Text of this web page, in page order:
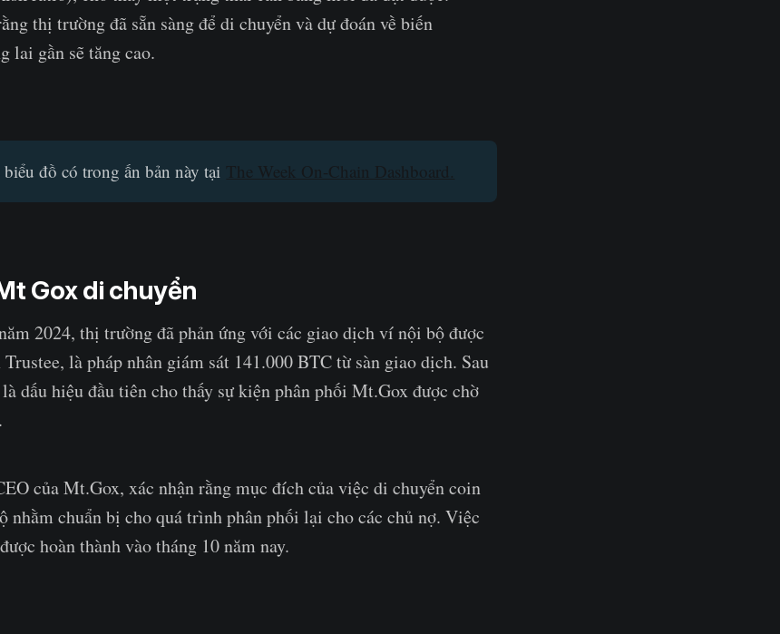
thị trường đã sẵn sàng để di chuyển và dự đoán về biến
lai gần sẽ tăng cao.
biểu đồ có trong ấn bản này tại The Week On-Chain Dashboard.
Gox di chuyển
2024, thị trường đã phản ứng với các giao dịch ví nội bộ được
là pháp nhân giám sát 141.000 BTC từ sàn giao dịch. Sau
dấu hiệu đầu tiên cho thấy sự kiện phân phối Mt.Gox được chờ
của Mt.Gox, xác nhận rằng mục đích của việc di chuyển coin
nhằm chuẩn bị cho quá trình phân phối lại cho các chủ nợ. Việc
hoàn thành vào tháng 10 năm nay.